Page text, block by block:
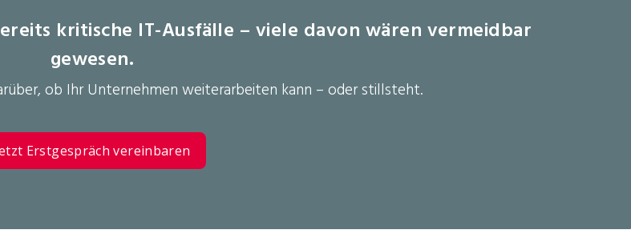
kritische IT-Ausfälle – viele davon wären vermeidbar
gewesen.
ob Ihr Unternehmen weiterarbeiten kann – oder stillsteht.
Erstgespräch vereinbaren